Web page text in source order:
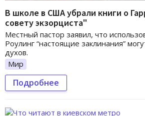
В школе в США убрали книги о
совету экзорциста"
Местный пастор заявил, что
Роулинг “настоящие заклинания”
духов.
Мир
Подробнее